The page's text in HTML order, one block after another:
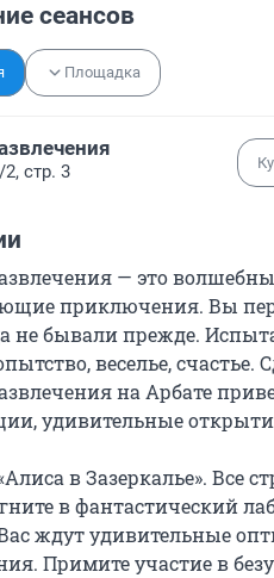
сеансов
Площадка
стр. 3
— это
приключения. Вы
не бывали прежде.
веселье,
на Арбате
удивительные
в Зазеркалье». Все
в фантастический
ждут удивительные
Примите участие в